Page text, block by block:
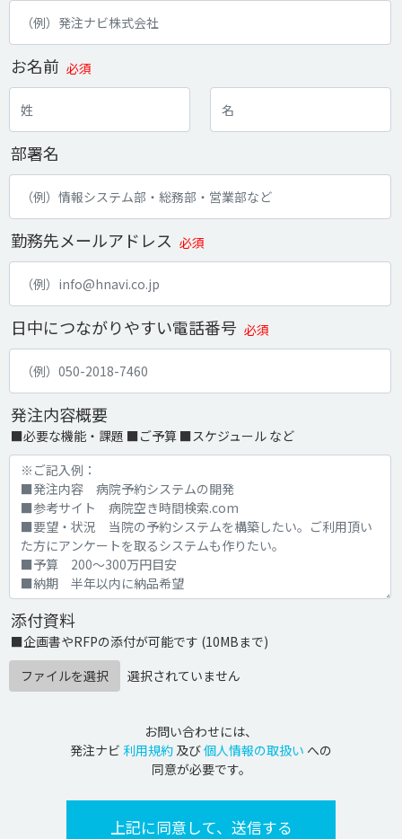
お名前 必須
部署名
勤務先メールアドレス 必須
日中につながりやすい電話番号 必須
発注内容概要
■必要な機能・課題 ■ご予算 ■スケジュール など
添付資料
■企画書やRFPの添付が可能です (10MBまで)
ファイルを選択
選択されていません
お問い合わせには、
発注ナビ 利用規約 及び個人情報の取扱い への
同意が必要です。